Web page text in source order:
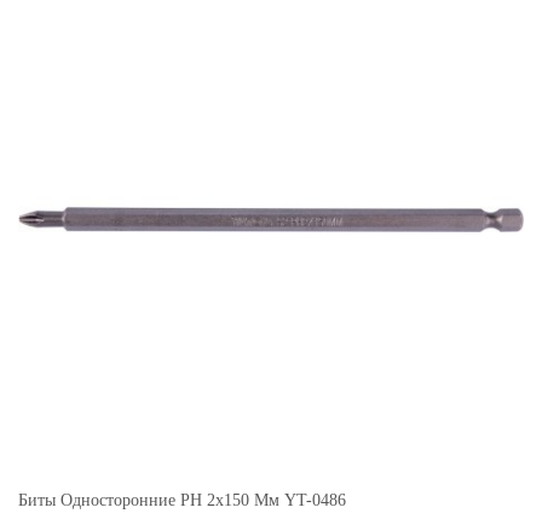
Биты Односторонние PH 2х150 Мм YT-0486